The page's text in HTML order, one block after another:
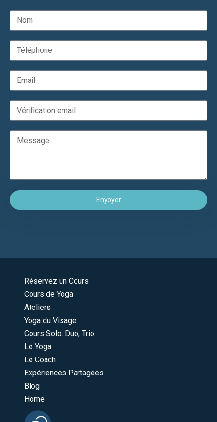
Enyoyer
Réservez un Cours
Cours de Yoga
Ateliers
Yoga du Visage
Cours Solo, Duo, Trio
Le Yoga
Le Coach
Expériences Partagées
Blog
Home